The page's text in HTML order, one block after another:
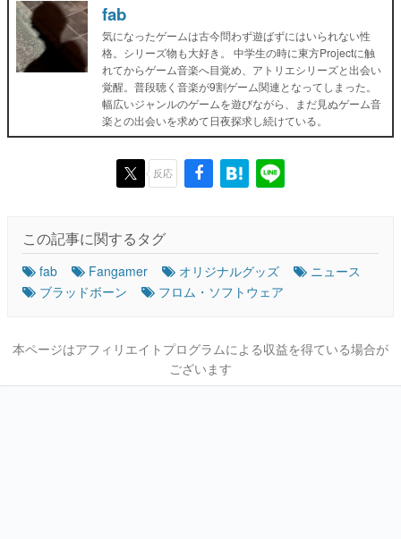
fab
気になったゲームは古今問わず遊ばずにはいられない性
格。シリーズ物も大好き。 中学生の時に東方Projectに触
れてからゲーム音楽へ目覚め、アトリエシリーズと出会い
覚醒。普段聴く音楽が9割ゲーム関連となってしまった。
幅広いジャンルのゲームを遊びながら、まだ見ぬゲーム音
楽との出会いを求めて日夜探求し続けている。
反応
この記事に関するタグ
fab Fangamer オリジナルグッズ
ニュース
ブラッドボーン
フロム・ソフトウェア
本ページはアフィリエイトプログラムによる収益を得ている場合が
ございます